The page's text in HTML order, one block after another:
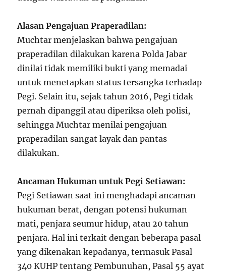
Alasan Pengajuan Praperadilan:
Muchtar menjelaskan bahwa pengajuan
praperadilan dilakukan karena Polda Jabar
dinilai tidak memiliki bukti yang memadai
untuk menetapkan status tersangka terhadap
Pegi. Selain itu, sejak tahun 2016, Pegi tidak
pernah dipanggil atau diperiksa oleh polisi,
sehingga Muchtar menilai pengajuan
praperadilan sangat layak dan pantas
dilakukan.
Ancaman Hukuman untuk Pegi Setiawan:
Pegi Setiawan saat ini menghadapi ancaman
hukuman berat, dengan potensi hukuman
mati, penjara seumur hidup, atau 20 tahun
penjara. Hal ini terkait dengan beberapa pasal
yang dikenakan kepadanya, termasuk Pasal
340 KUHP tentang Pembunuhan, Pasal 55 ayat